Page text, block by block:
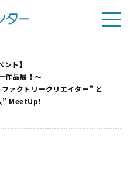
ト】
作品展！～
ァクトリークリエイター” と
” MeetUp!